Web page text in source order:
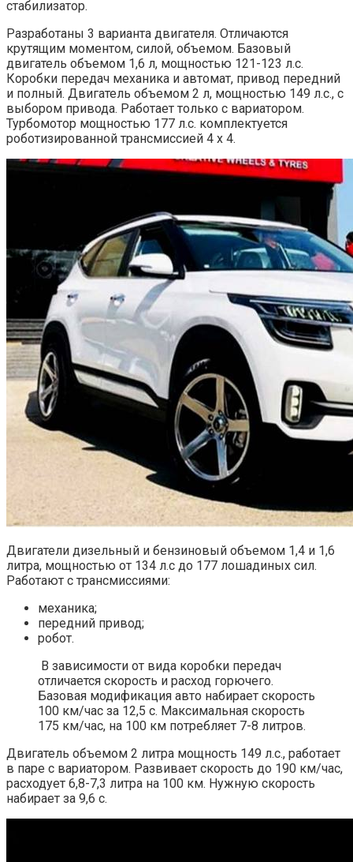
стабилизатор.
Разработаны 3 варианта двигателя. Отличаются
крутящим моментом, силой, объемом. Базовый
двигатель объемом 1,6 л, мощностью 121-123 л.с.
Коробки передач механика и автомат, привод передний
и полный. Двигатель объемом 2 л, мощностью 149 л.с., с
выбором привода. Работает только с вариатором.
Турбомотор мощностью 177 л.с. комплектуется
роботизированной трансмиссией 4 х 4.
Двигатели дизельный и бензиновый объемом 1,4 и 1,6
литра, мощностью от 134 л.с до 177 лошадиных сил.
Работают с трансмиссиями:
механика;
передний привод;
робот.
В зависимости от вида коробки передач
отличается скорость и расход горючего.
Базовая модификация авто набирает скорость
100 км/час за 12,5 с. Максимальная скорость
175 км/час, на 100 км потребляет 7-8 литров.
Двигатель объемом 2 литра мощность 149 л.с., работает
в паре с вариатором. Развивает скорость до 190 км/час,
расходует 6,8-7,3 литра на 100 км. Нужную скорость
набирает за 9,6 с.